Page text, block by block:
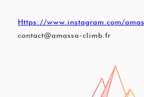
Https://www.instagram.com/
contact@amassa-climb.fr